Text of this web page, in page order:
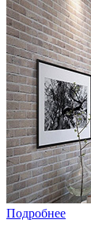
Подробнее